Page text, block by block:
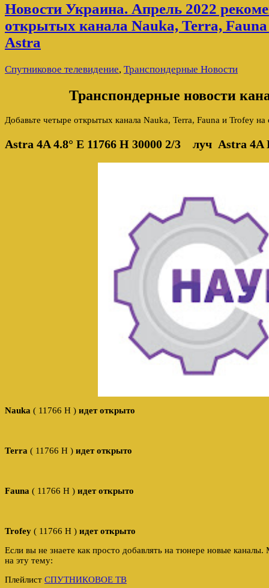
Новости Украина. Апрель 2022
открытых канала Nauka, Terra,
Astra
Спутниковое телевидение, Транспондерные Новости
Транспондерные новости
Добавьте четыре открытых канала Nauka, Terra, Fauna и Trofey
Astra 4A 4.8° E 11766 H 30000 2/3 луч Astra 4A
Nauka ( 11766 H ) идет открыто
Terra ( 11766 H ) идет открыто
Fauna ( 11766 H ) идет открыто
Trofey ( 11766 H ) идет открыто
Если вы не знаете как просто добавлять на тюнере новые
на эту тему:
Плейлист СПУТНИКОВОЕ ТВ